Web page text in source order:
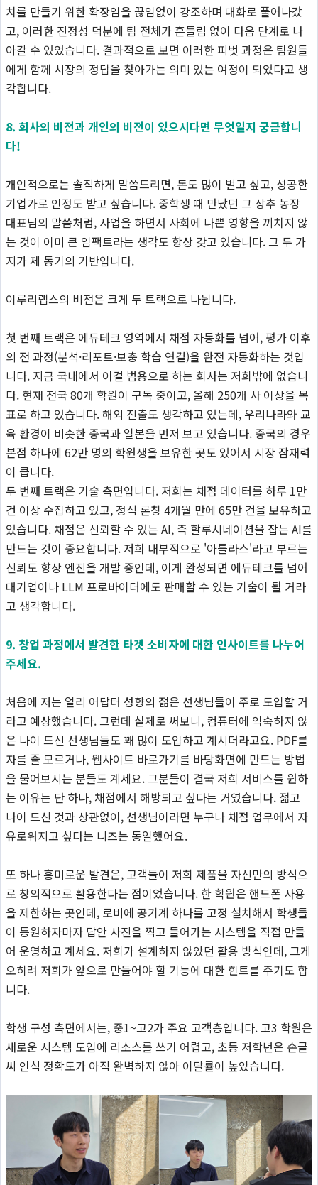
치를 만들기 위한 확장임을 끊임없이 강조하며 대화로 풀어나갔
고, 이러한 진정성 덕분에 팀 전체가 흔들림 없이 다음 단계로 나
아갈 수 있었습니다. 결과적으로 보면 이러한 피벗 과정은 팀원들
에게 함께 시장의 정답을 찾아가는 의미 있는 여정이 되었다고 생
각합니다.
8. 회사의 비전과 개인의 비전이 있으시다면 무엇일지 궁금합니
다!
개인적으로는 솔직하게 말씀드리면, 돈도 많이 벌고 싶고, 성공한
기업가로 인정도 받고 싶습니다. 중학생 때 만났던 그 상추 농장
대표님의 말씀처럼, 사업을 하면서 사회에 나쁜 영향을 끼치지 않
는 것이 이미 큰 임팩트라는 생각도 항상 갖고 있습니다. 그 두 가
지가 제 동기의 기반입니다.
이루리랩스의 비전은 크게 두 트랙으로 나뉩니다.
첫 번째 트랙은 에듀테크 영역에서 채점 자동화를 넘어, 평가 이후
의 전 과정(분석·리포트·보충 학습 연결)을 완전 자동화하는 것입
니다. 지금 국내에서 이걸 범용으로 하는 회사는 저희밖에 없습니
다. 현재 전국 80개 학원이 구독 중이고, 올해 250개 사 이상을 목
표로 하고 있습니다. 해외 진출도 생각하고 있는데, 우리나라와 교
육 환경이 비슷한 중국과 일본을 먼저 보고 있습니다. 중국의 경우
본점 하나에 62만 명의 학원생을 보유한 곳도 있어서 시장 잠재력
이 큽니다.
두 번째 트랙은 기술 측면입니다. 저희는 채점 데이터를 하루 1만
건 이상 수집하고 있고, 정식 론칭 4개월 만에 65만 건을 보유하고
있습니다. 채점은 신뢰할 수 있는 AI, 즉 할루시네이션을 잡는 AI를
만드는 것이 중요합니다. 저희 내부적으로 '아틀라스'라고 부르는
신뢰도 향상 엔진을 개발 중인데, 이게 완성되면 에듀테크를 넘어
대기업이나 LLM 프로바이더에도 판매할 수 있는 기술이 될 거라
고 생각합니다.
9. 창업 과정에서 발견한 타겟 소비자에 대한 인사이트를 나누어
주세요.
처음에 저는 얼리 어답터 성향의 젊은 선생님들이 주로 도입할 거
라고 예상했습니다. 그런데 실제로 써보니, 컴퓨터에 익숙하지 않
은 나이 드신 선생님들도 꽤 많이 도입하고 계시더라고요. PDF를
자를 줄 모르거나, 웹사이트 바로가기를 바탕화면에 만드는 방법
을 물어보시는 분들도 계세요. 그분들이 결국 저희 서비스를 원하
는 이유는 단 하나, 채점에서 해방되고 싶다는 거였습니다. 젊고
나이 드신 것과 상관없이, 선생님이라면 누구나 채점 업무에서 자
유로워지고 싶다는 니즈는 동일했어요.
또 하나 흥미로운 발견은, 고객들이 저희 제품을 자신만의 방식으
로 창의적으로 활용한다는 점이었습니다. 한 학원은 핸드폰 사용
을 제한하는 곳인데, 로비에 공기계 하나를 고정 설치해서 학생들
이 등원하자마자 답안 사진을 찍고 들어가는 시스템을 직접 만들
어 운영하고 계세요. 저희가 설계하지 않았던 활용 방식인데, 그게
오히려 저희가 앞으로 만들어야 할 기능에 대한 힌트를 주기도 합
니다.
학생 구성 측면에서는, 중1~고2가 주요 고객층입니다. 고3 학원은
새로운 시스템 도입에 리소스를 쓰기 어렵고, 초등 저학년은 손글
씨 인식 정확도가 아직 완벽하지 않아 이탈률이 높았습니다.